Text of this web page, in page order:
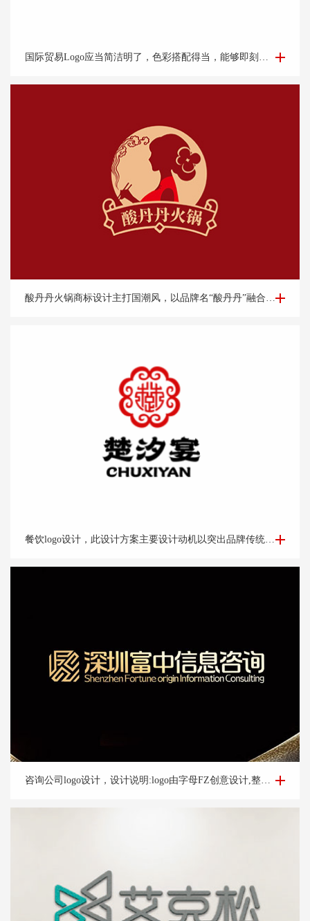
国际贸易Logo设计-外贸公司logo设计-logo设计公司
餐饮logo设计-酸丹丹火锅商标设计案例 酸丹丹火锅商标设计主打国潮风，以品牌名“酸丹丹”融合古典旗袍、优雅端庄的知性美，展现浓浓的复古请调，商标中的国潮祥云和古典书卷也突出了中式元素，“祥云”又代表了吉祥，喜庆，幸福，更有人间烟火的气息，象征这火锅的味道绝美，飘香四溢。
餐饮logo设计-楚*宴餐饮公司logo设计 餐饮logo设计，此设计方案主要设计动机以突出品牌传统老字号的品牌调性出发。以祥云纹路做外围。中心以“楚汉字的变形窗格轩辕造型，亭台楼阁酒肆的视觉印象，链接企业的行业特征
咨询公司logo设计-深圳富*咨询公司logo设计案例 咨询公司logo设计，设计说明:logo由字母FZ创意设计,整体方正大气,整体宛如图腾整体动态上扬,亮眼,体现好机会含义,整体设计简洁大气,易辨识让人过目不忘